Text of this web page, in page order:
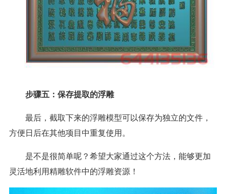
步骤五：保存提取的浮雕
最后，截取下来的浮雕模型可以保存为独立的文件，
方便日后在其他项目中重复使用。
是不是很简单呢？希望大家通过这个方法，能够更加
灵活地利用精雕软件中的浮雕资源！